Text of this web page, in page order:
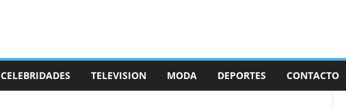
CELEBRIDADES TELEVISION MODA DEPORTES CONTACTO